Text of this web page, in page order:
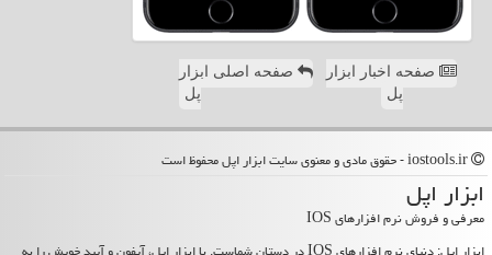
صفحه اخبار ابزار
پل
صفحه اصلی ابزار
پل
ابزار اپل
معرفی و فروش نرم افزارهای IOS